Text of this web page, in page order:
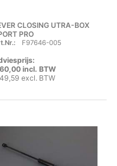
CLOSING UTRA-BOX
PRO
F97646-005
incl. BTW
excl. BTW